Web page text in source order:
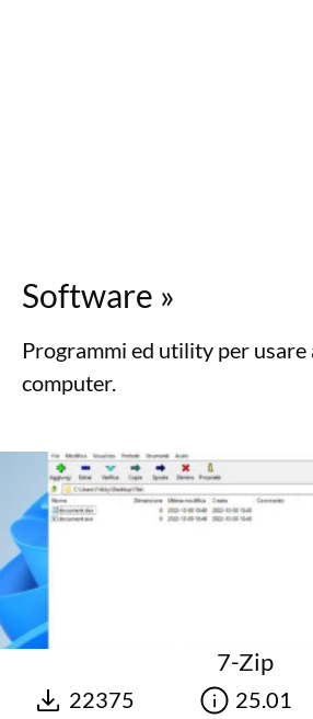
Software »
Programmi ed utility per usare
computer.
7-Zip
22375 25.01